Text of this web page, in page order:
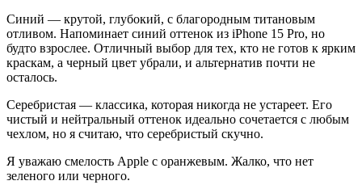
Синий — крутой, глубокий, с благородным титановым
отливом. Напоминает синий оттенок из iPhone 15 Pro, но
будто взрослее. Отличный выбор для тех, кто не готов к ярким
краскам, а черный цвет убрали, и альтернатив почти не
осталось.
Серебристая — классика, которая никогда не устареет. Его
чистый и нейтральный оттенок идеально сочетается с любым
чехлом, но я считаю, что серебристый скучно.
Я уважаю смелость Apple с оранжевым. Жалко, что нет
зеленого или черного.